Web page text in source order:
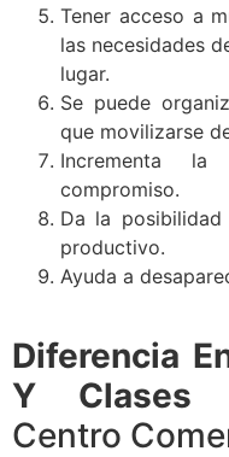
Tener acceso a
las necesidades
lugar.
Se puede
que movilizarse
Incrementa la
compromiso.
Da la
productivo.
Ayuda a
Diferencia
Y Clases
Centro